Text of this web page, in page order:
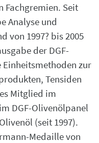
Fachgremien. Seit
Analyse und
von 1997? bis 2005
der DGF-
zur
Tensiden
Mitglied im
DGF-Olivenölpanel
(seit 1997).
Medaille von